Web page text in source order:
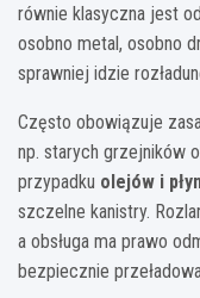
równie klasyczna jest
osobno metal, osobno
sprawniej idzie
Często obowiązuje
np. starych grzejników
przypadku olejów i
szczelne kanistry.
a obsługa ma prawo
bezpiecznie